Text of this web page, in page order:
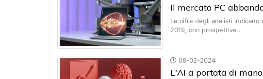
Il mercato PC
Le cifre degli analisti indicano
2019, con prospettive…
08-02-2024
L'AI a portata di